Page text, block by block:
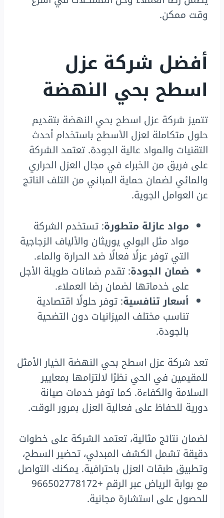
وقت ممكن.
أفضل شركة عزل
اسطح بحي النهضة
تتميز شركة عزل اسطح بحي النهضة بتقديم
حلول متكاملة لعزل الأسطح باستخدام أحدث
التقنيات والمواد عالية الجودة. تعتمد الشركة
على فريق من الخبراء في مجال العزل الحراري
والمائي لضمان حماية المباني من التلف الناتج
عن العوامل الجوية.
مواد عازلة متطورة: تستخدم الشركة
مواد مثل البولي يوريثان والألياف الزجاجية
التي توفر عزلًا فعالًا ضد الحرارة والماء.
ضمان الجودة: تقدم ضمانات طويلة الأجل
على خدماتها لضمان رضا العملاء.
أسعار تنافسية: توفر حلولًا اقتصادية
تناسب مختلف الميزانيات دون التضحية
بالجودة.
تعد شركة عزل اسطح بحي النهضة الخيار الأمثل
للمقيمين في الحي نظرًا لالتزامها بمعايير
السلامة والكفاءة. كما توفر خدمات صيانة
دورية للحفاظ على فعالية العزل بمرور الوقت.
لضمان نتائج مثالية، تعتمد الشركة على خطوات
دقيقة تشمل الكشف المبدئي، تحضير السطح،
وتطبيق طبقات العزل باحترافية. يمكنك التواصل
مع بوابة الرياض عبر الرقم +966502778172
للحصول على استشارة مجانية.